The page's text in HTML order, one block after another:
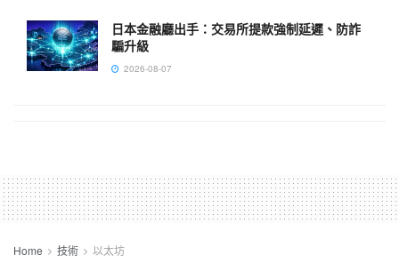
日本金融廳出手：交易所提款強制延遲、防詐
騙升級
2026-08-07
Home 技術 以太坊